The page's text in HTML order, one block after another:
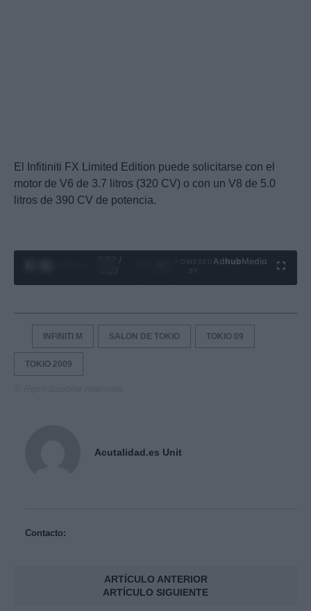
El Infitiniti FX Limited Edition puede solicitarse con el
motor de V6 de 3.7 litros (320 CV) o con un V8 de 5.0
litros de 390 CV de potencia.
0:28 /
Ad hubMedia
INFINITI M SALON DE TOKIO TOKIO 09
TOKIO 2009
Acutalidad.es Unit
Contacto:
ARTÍCULO ANTERIOR
ARTÍCULO SIGUIENTE